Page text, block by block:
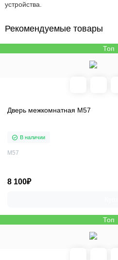
устройства.
Рекомендуемые товары
Топ
Дверь межкомнатная M57
В наличии
M57
8 100₽
Топ